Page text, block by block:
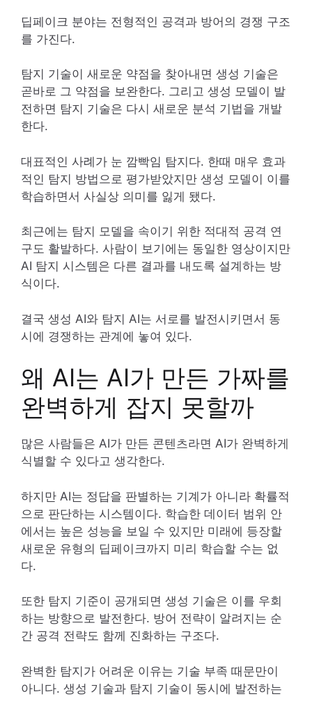
딥페이크 분야는 전형적인 공격과 방어의 경쟁 구조
를 가진다.
탐지 기술이 새로운 약점을 찾아내면 생성 기술은
곧바로 그 약점을 보완한다. 그리고 생성 모델이 발
전하면 탐지 기술은 다시 새로운 분석 기법을 개발
한다.
대표적인 사례가 눈 깜빡임 탐지다. 한때 매우 효과
적인 탐지 방법으로 평가받았지만 생성 모델이 이를
학습하면서 사실상 의미를 잃게 됐다.
최근에는 탐지 모델을 속이기 위한 적대적 공격 연
구도 활발하다. 사람이 보기에는 동일한 영상이지만
AI 탐지 시스템은 다른 결과를 내도록 설계하는 방
식이다.
결국 생성 AI와 탐지 AI는 서로를 발전시키면서 동
시에 경쟁하는 관계에 놓여 있다.
왜 AI는 AI가 만든 가짜를
완벽하게 잡지 못할까
많은 사람들은 AI가 만든 콘텐츠라면 AI가 완벽하게
식별할 수 있다고 생각한다.
하지만 AI는 정답을 판별하는 기계가 아니라 확률적
으로 판단하는 시스템이다. 학습한 데이터 범위 안
에서는 높은 성능을 보일 수 있지만 미래에 등장할
새로운 유형의 딥페이크까지 미리 학습할 수는 없
다.
또한 탐지 기준이 공개되면 생성 기술은 이를 우회
하는 방향으로 발전한다. 방어 전략이 알려지는 순
간 공격 전략도 함께 진화하는 구조다.
완벽한 탐지가 어려운 이유는 기술 부족 때문만이
아니다. 생성 기술과 탐지 기술이 동시에 발전하는